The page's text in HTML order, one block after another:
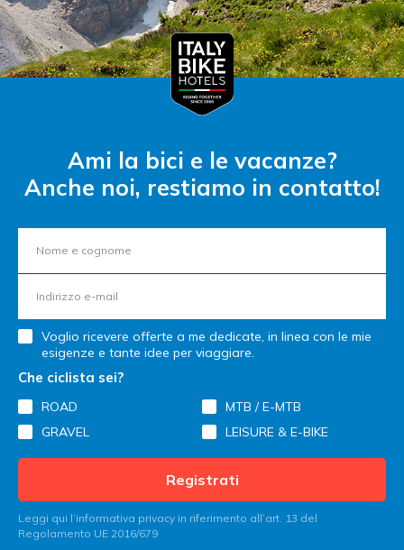
Ami la bici e le vacanze?
Anche noi, restiamo in contatto!
Voglio ricevere offerte a me dedicate, in linea con le mie
esigenze e tante idee per viaggiare.
Che ciclista sei?
ROAD
MTB / E-MTB
GRAVEL
LEISURE & E-BIKE
Registrati
Leggi qui l’informativa privacy in riferimento all’art. 13 del
Regolamento UE 2016/679